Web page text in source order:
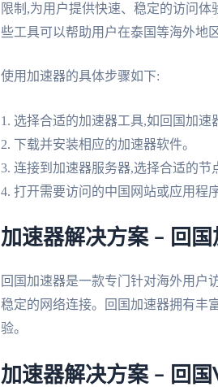
限制,为用户提供快速、稳定的访问
些工具可以帮助用户在泰国等海外地
使用加速器的具体步骤如下:
1. 选择合适的加速器工具,如回国加速
2. 下载并安装相应的加速器软件。
3. 连接到加速器服务器,选择合适的节
4. 打开需要访问的中国网站或应用程
加速器解决方案 – 回国
回国加速器是一款专门针对海外用户
稳定的网络连接。回国加速器拥有丰
验。
加速器解决方案 – 回国